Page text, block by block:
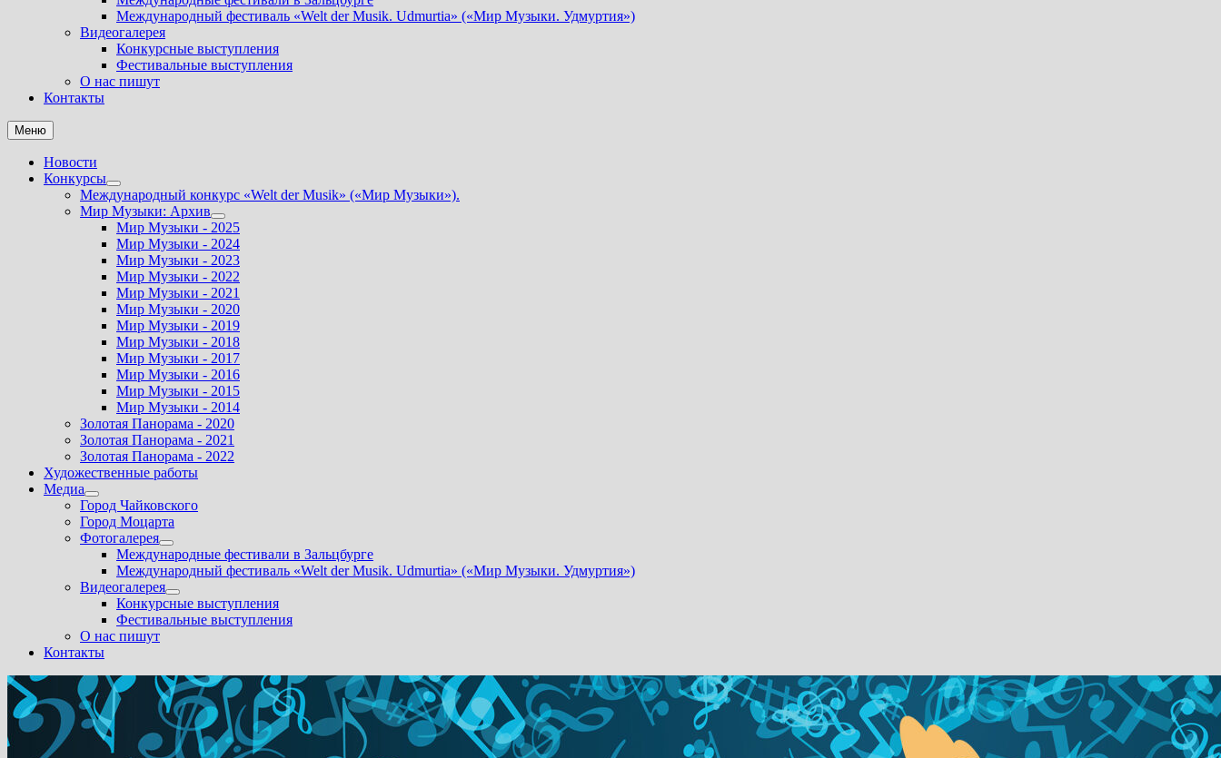
Международный фестиваль «Welt der Musik. Udmurtia» («Мир Музыки. Удмуртия»)
Видеогалерея
Конкурсные выступления
Фестивальные выступления
О нас пишут
Контакты
Меню
Новости
Конкурсы
Показать
подменю
Международный конкурс «Welt der Musik» («Мир Музыки»).
Мир Музыки: Архив
Показать
подменю
Мир Музыки - 2025
Мир Музыки - 2024
Мир Музыки - 2023
Мир Музыки - 2022
Мир Музыки - 2021
Мир Музыки - 2020
Мир Музыки - 2019
Мир Музыки - 2018
Мир Музыки - 2017
Мир Музыки - 2016
Мир Музыки - 2015
Мир Музыки - 2014
Золотая Панорама - 2020
Золотая Панорама - 2021
Золотая Панорама - 2022
Художественные работы
Медиа
Показать
подменю
Город Чайковского
Город Моцарта
Фотогалерея
Показать
подменю
Международные фестивали в Зальцбурге
Международный фестиваль «Welt der Musik. Udmurtia» («Мир Музыки. Удмуртия»)
Видеогалерея
Показать
подменю
Конкурсные выступления
Фестивальные выступления
О нас пишут
Контакты